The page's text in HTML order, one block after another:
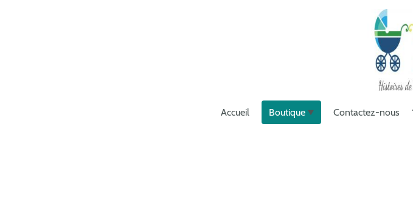
Accueil Boutique Contactez-nous